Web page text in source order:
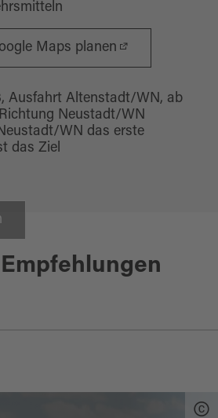
Maps planen
Ausfahrt Altenstadt/WN, ab
Neustadt/WN
WN das erste
das Ziel